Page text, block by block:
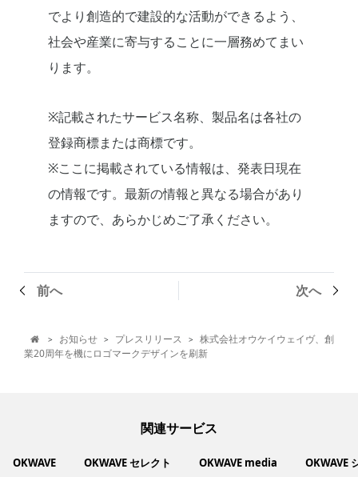
でより創造的で建設的な活動ができるよう、
社会や産業に寄与することに一層務めてまい
ります。
※記載されたサービス名称、製品名は各社の
登録商標または商標です。
※ここに掲載されている情報は、発表日現在
の情報です。最新の情報と異なる場合があり
ますので、あらかじめご了承ください。
前へ 次へ
 > お知らせ > プレスリリース > 株式会社オウケイウェイヴ、創
業20周年を機にロゴマークデザインを刷新
関連サービス
OKWAVE OKWAVE セレクト OKWAVE media OKWAVE